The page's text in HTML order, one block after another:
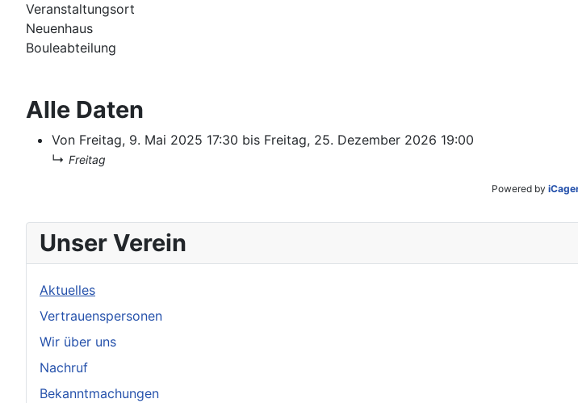
Unser Verein
Aktuelles
Vertrauenspersonen
Wir über uns
Nachruf
Bekanntmachungen
Veranstaltungsort
Neuenhaus
Bouleabteilung
Alle Daten
Von Freitag, 9. Mai 2025 17:30 bis Freitag, 25. Dezember 2026 19:00
↳ Freitag
Powered by